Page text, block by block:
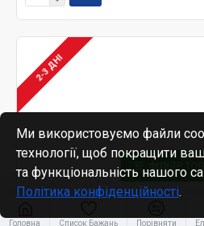
2-3 ДНІ
Головна Список Бажань Порівняти
Ми використовуємо файли
технології, щоб покращити
та функціональність нашого
Політика конфіденційності.
ФІЛЬТР